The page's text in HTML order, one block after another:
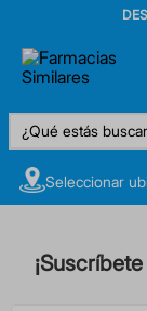
¿Qué estás
Seleccionar